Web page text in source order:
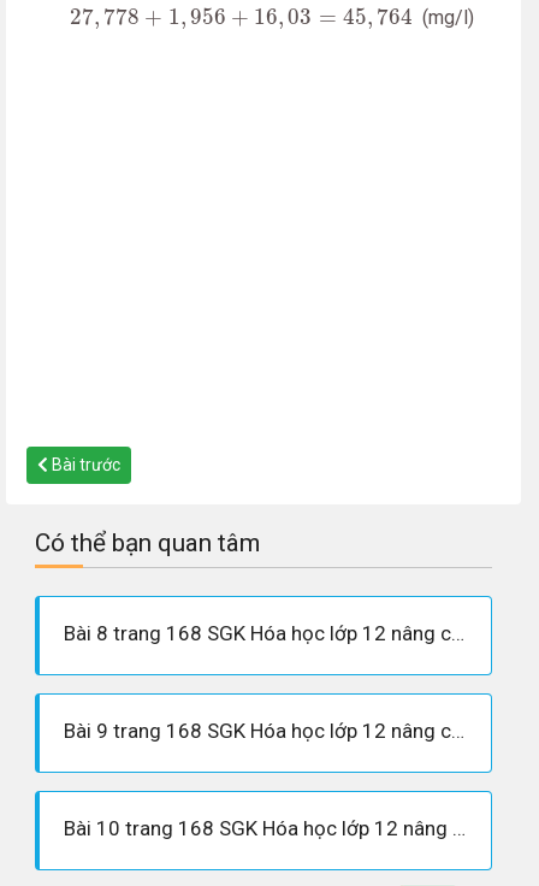
27, 778 + 1,956 + 16,03 = 45, 764
27 778 + ,956+ 16 ,03 =45 764 (mg/l)
Bài trước
Có thể bạn quan tâm
Bài 8 trang 168 SGK Hóa học lớp 12 nâng cao
Bài 9 trang 168 SGK Hóa học lớp 12 nâng cao
Bài 10 trang 168 SGK Hóa học lớp 12 nâng cao